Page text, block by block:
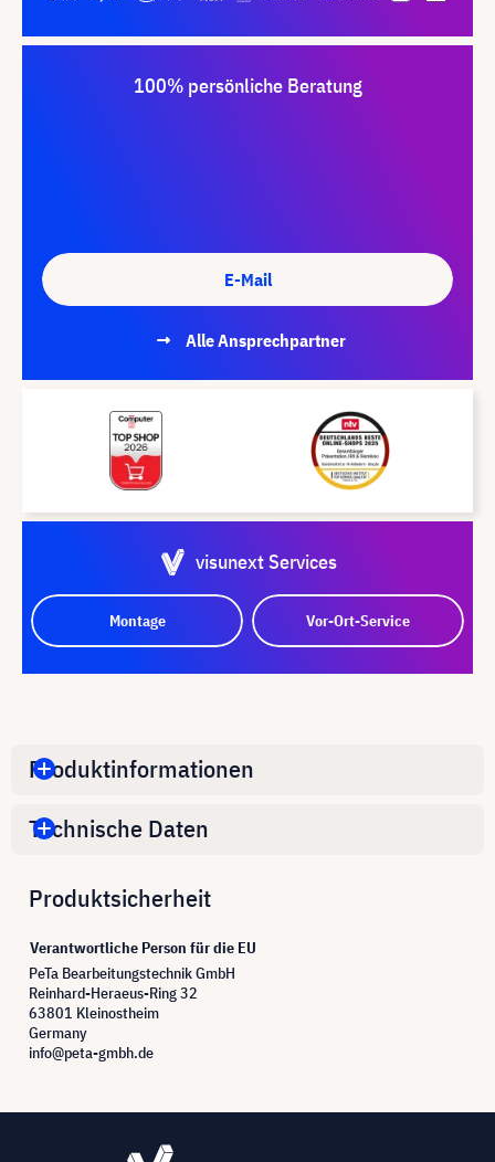
100% persönliche Beratung
E-Mail
Alle Ansprechpartner
visunext Services
Montage Vor-Ort-Service
Produktinformationen
Technische Daten
Produktsicherheit
Verantwortliche Person für die EU
PeTa Bearbeitungstechnik GmbH
Reinhard-Heraeus-Ring 32
63801 Kleinostheim
Germany
info@peta-gmbh.de